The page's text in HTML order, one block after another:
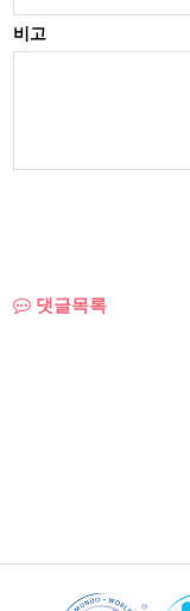
비고
댓글목록